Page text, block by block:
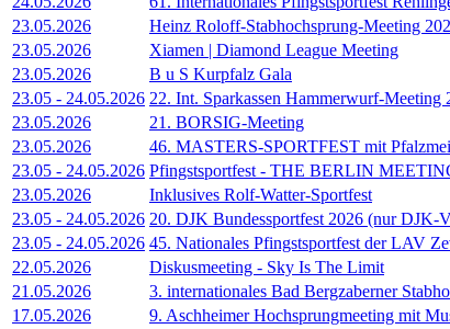
23.05.2026
Heinz Roloff-Stabhochsprung-Meeting
23.05.2026
Xiamen | Diamond League Meeting
23.05.2026
B u S Kurpfalz Gala
23.05 - 24.05.2026 22. Int. Sparkassen Hammerwurf-Meeting
23.05.2026
21. BORSIG-Meeting
23.05.2026
46. MASTERS-SPORTFEST mit
23.05 - 24.05.2026 Pfingstsportfest - THE BERLIN
23.05.2026
Inklusives Rolf-Watter-Sportfest
23.05 - 24.05.2026 20. DJK Bundessportfest 2026 (nur DJK-
23.05 - 24.05.2026 45. Nationales Pfingstsportfest der LAV
22.05.2026
Diskusmeeting - Sky Is The Limit
21.05.2026
3. internationales Bad Bergzaberner
17.05.2026
9. Aschheimer Hochsprungmeeting mit